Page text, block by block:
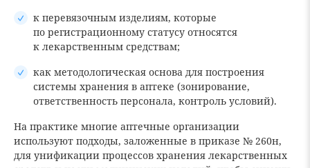
к перевязочным изделиям, которые
по регистрационному статусу относятся
к лекарственным средствам;
как методологическая основа для построения
системы хранения в аптеке (зонирование,
ответственность персонала, контроль условий).
На практике многие аптечные организации
используют подходы, заложенные в приказе № 260н,
для унификации процессов хранения лекарственных